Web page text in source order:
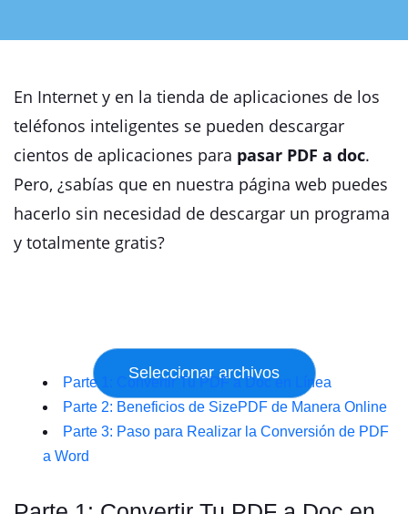
En Internet y en la tienda de aplicaciones de los
teléfonos inteligentes se pueden descargar
cientos de aplicaciones para pasar PDF a doc.
Pero, ¿sabías que en nuestra página web puedes
hacerlo sin necesidad de descargar un programa
y totalmente gratis?
Parte 1: Convertir Tu PDF a Doc en Línea
Parte 2: Beneficios de SizePDF de Manera Online
Parte 3: Paso para Realizar la Conversión de PDF
a Word